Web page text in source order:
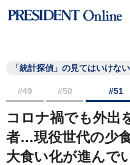
「統計探偵」の見てはいけな
#49 #50 #51
コロナ禍でも外出
者…現役世代の少
大食い化が進んで